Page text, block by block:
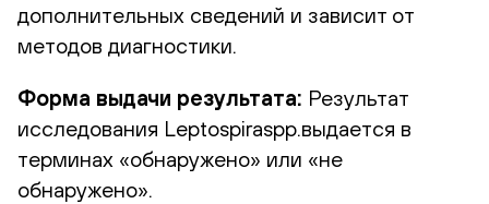
дополнительных сведений и зависит от
методов диагностики.
Форма выдачи результата: Результат
исследования Leptospiraspp.выдается в
терминах «обнаружено» или «не
обнаружено».